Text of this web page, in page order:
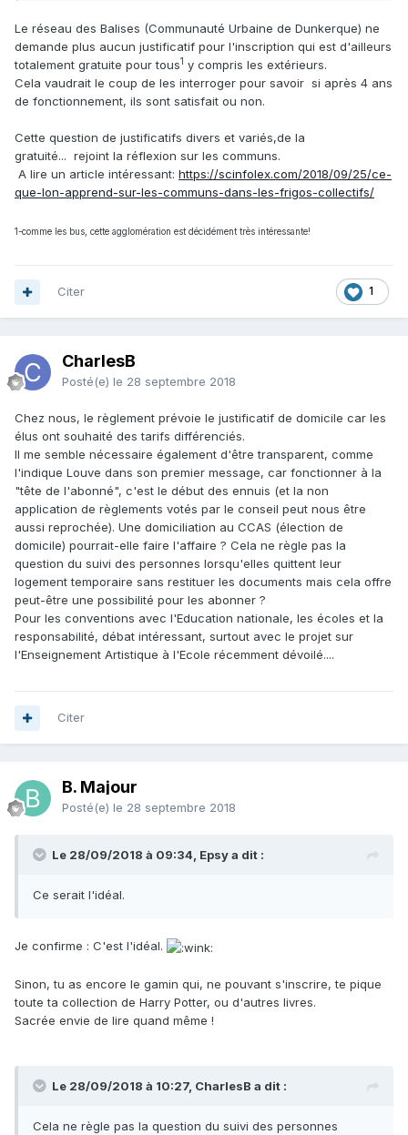
Le réseau des Balises (Communauté Urbaine de Dunkerque) ne
demande plus aucun justificatif pour l'inscription qui est d'ailleurs
totalement gratuite pour tous1 y compris les extérieurs.
Cela vaudrait le coup de les interroger pour savoir si après 4 ans
de fonctionnement, ils sont satisfait ou non.
Cette question de justificatifs divers et variés,de la
gratuité... rejoint la réflexion sur les communs.
A lire un article intéressant: https://scinfolex.com/2018/09/25/ce-
que-lon-apprend-sur-les-communs-dans-les-frigos-collectifs/
1-comme les bus, cette agglomération est décidément très intéressante!
1
Citer
CharlesB
Posté(e) le 28 septembre 2018
Chez nous, le règlement prévoie le justificatif de domicile car les
élus ont souhaité des tarifs différenciés.
Il me semble nécessaire également d'être transparent, comme
l'indique Louve dans son premier message, car fonctionner à la
"tête de l'abonné", c'est le début des ennuis (et la non
application de règlements votés par le conseil peut nous être
aussi reprochée). Une domiciliation au CCAS (élection de
domicile) pourrait-elle faire l'affaire ? Cela ne règle pas la
question du suivi des personnes lorsqu'elles quittent leur
logement temporaire sans restituer les documents mais cela offre
peut-être une possibilité pour les abonner ?
Pour les conventions avec l'Education nationale, les écoles et la
responsabilité, débat intéressant, surtout avec le projet sur
l'Enseignement Artistique à l'Ecole récemment dévoilé....
Citer
B. Majour
Posté(e) le 28 septembre 2018
Le 28/09/2018 à 09:34, Epsy a dit :
Ce serait l'idéal.
Je confirme : C'est l'idéal.
Sinon, tu as encore le gamin qui, ne pouvant s'inscrire, te pique
toute ta collection de Harry Potter, ou d'autres livres.
Sacrée envie de lire quand même !
Le 28/09/2018 à 10:27, CharlesB a dit :
Cela ne règle pas la question du suivi des personnes